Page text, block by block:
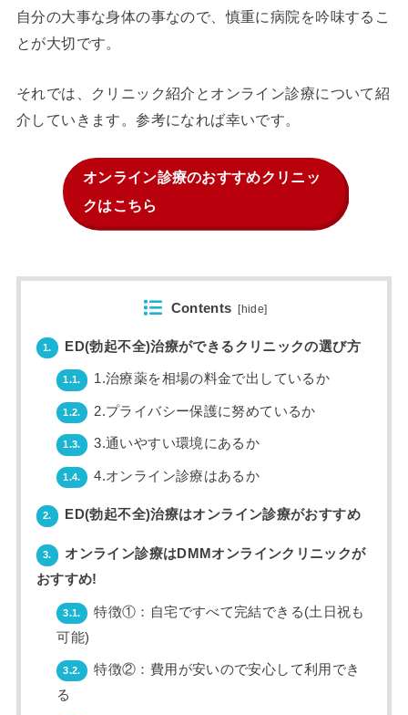
自分の大事な身体の事なので、慎重に病院を吟味するこ
とが大切です。
それでは、クリニック紹介とオンライン診療について紹
介していきます。参考になれば幸いです。
オンライン診療のおすすめクリニッ
クはこちら
Contents [hide]
1. ED(勃起不全)治療ができるクリニックの選び方
1.1. 1.治療薬を相場の料金で出しているか
1.2. 2.プライバシー保護に努めているか
1.3. 3.通いやすい環境にあるか
1.4. 4.オンライン診療はあるか
2. ED(勃起不全)治療はオンライン診療がおすすめ
3.
オンライン診療はDMMオンラインクリニックが
おすすめ!
3.1.
特徴①：自宅ですべて完結できる(土日祝も
可能)
3.2.
特徴②：費用が安いので安心して利用でき
る